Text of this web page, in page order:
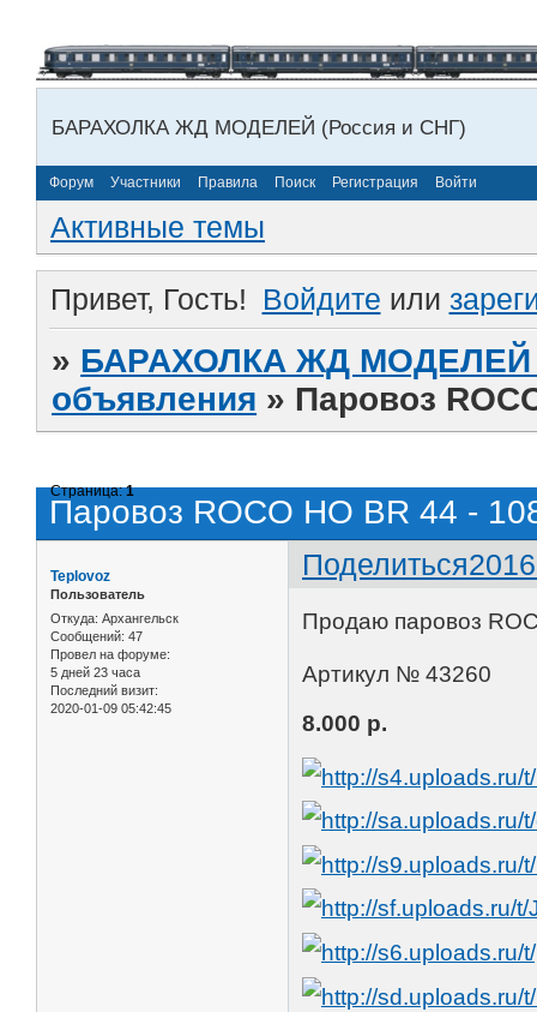
БАРАХОЛКА ЖД МОДЕЛЕЙ (Россия и СНГ)
Форум Участники Правила Поиск Регистрация Войти
Активные темы
Привет, Гость! Войдите или
» БАРАХОЛКА ЖД МОДЕЛЕЙ
объявления » Паровоз
Паровоз ROCO HO BR 44 -
Страница:1
Поделиться
Teplovoz
Пользователь
Откуда: Архангельск
Сообщений: 47
Провел на форуме:
5 дней 23 часа
Последний визит:
2020-01-09 05:42:45
Продаю паровоз
Артикул № 43260
8.000 р.